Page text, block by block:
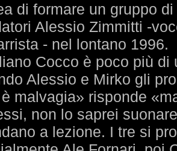
di formare un gruppo
Alessio Zimmitti -
- nel lontano 1996.
Cocco è poco più
Alessio e Mirko gli
malvagia» risponde
non lo saprei
a lezione. I tre si